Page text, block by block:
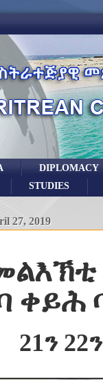
DIPLOMACY
STUDIES
27, 2019
ቀይሕ
21ን